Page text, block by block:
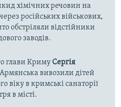
хімічних речовин на
російських військових,
обстріляли відстійники
заводів.
глави КримуСергія
вивозили дітей
віку в кримські санаторії
в місті.